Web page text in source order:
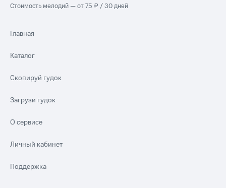
Стоимость мелодий — от 75 ₽ / 30 дней
Главная
Каталог
Скопируй гудок
Загрузи гудок
О сервисе
Личный кабинет
Поддержка